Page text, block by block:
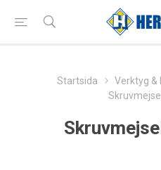
Startsida Verktyg &